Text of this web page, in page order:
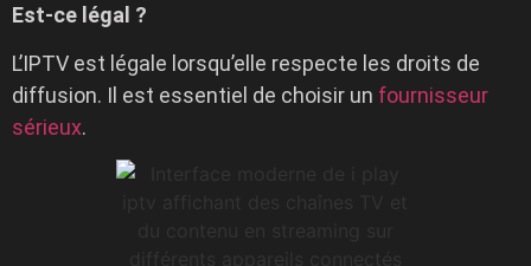
Est-ce légal ?
L’IPTV est légale lorsqu’elle respecte les droits de
diffusion. Il est essentiel de choisir un fournisseur
sérieux.